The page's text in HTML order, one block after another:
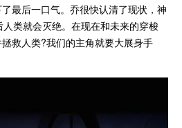
最后一口气。乔很快认清了现状，神
类就会灭绝。在现在和未来的穿梭
救人类?我们的主角就要大展身手